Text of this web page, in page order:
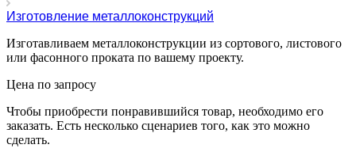
Изготовление металлоконструкций
Изготавливаем металлоконструкции из сортового, листового
или фасонного проката по вашему проекту.
Цена по запросу
Чтобы приобрести понравившийся товар, необходимо его
заказать. Есть несколько сценариев того, как это можно
сделать.